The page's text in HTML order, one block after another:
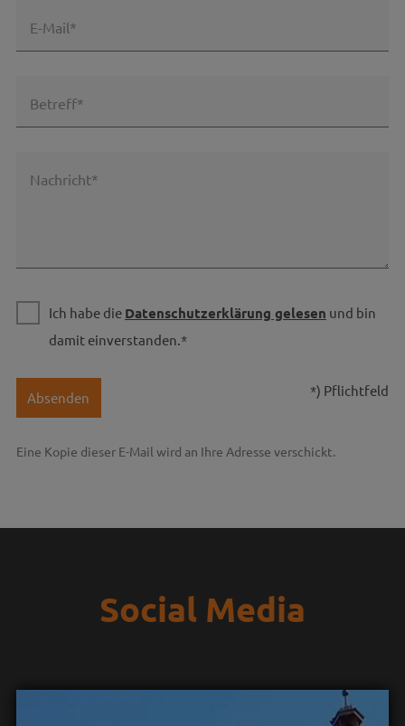
E-Mail*
Betreff*
Nachricht*
Ich habe die Datenschutzerklärung gelesen und bin
damit einverstanden.*
Absenden *) Pflichtfeld
Eine Kopie dieser E-Mail wird an Ihre Adresse verschickt.
Social Media